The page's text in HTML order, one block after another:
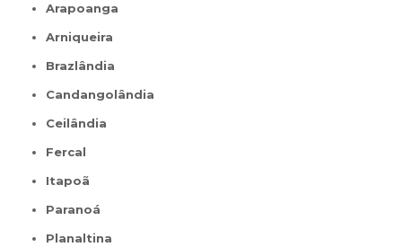
Arapoanga
Arniqueira
Brazlândia
Candangolândia
Ceilândia
Fercal
Itapoã
Paranoá
Planaltina